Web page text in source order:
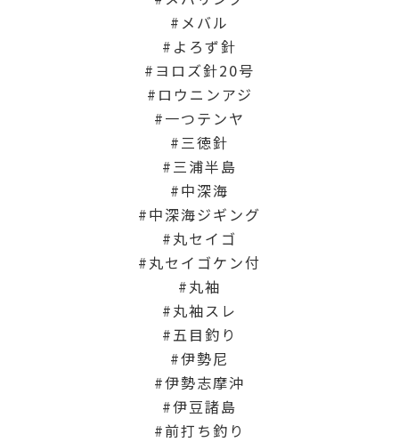
メバル
よろず針
ヨロズ針20号
ロウニンアジ
一つテンヤ
三徳針
三浦半島
中深海
中深海ジギング
丸セイゴ
丸セイゴケン付
丸袖
丸袖スレ
五目釣り
伊勢尼
伊勢志摩沖
伊豆諸島
前打ち釣り